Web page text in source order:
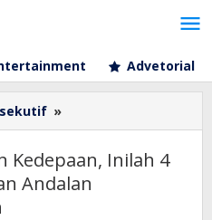
Advetorial
»
5
Kedepaan,
Inilah
Kedepaan, Inilah 4
Andalan